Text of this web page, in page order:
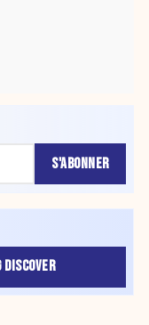
S'ABONNER
DISCOVER